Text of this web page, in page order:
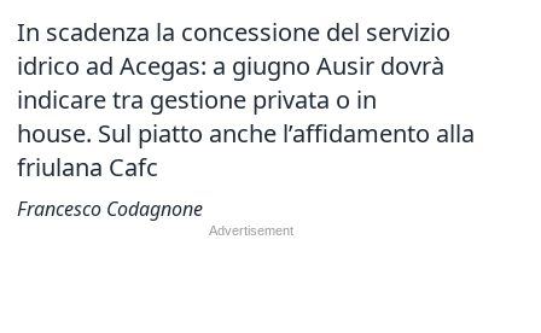
In scadenza la concessione del servizio
idrico ad Acegas: a giugno Ausir dovrà
indicare tra gestione privata o in
house. Sul piatto anche l’affidamento alla
friulana Cafc
Francesco Codagnone